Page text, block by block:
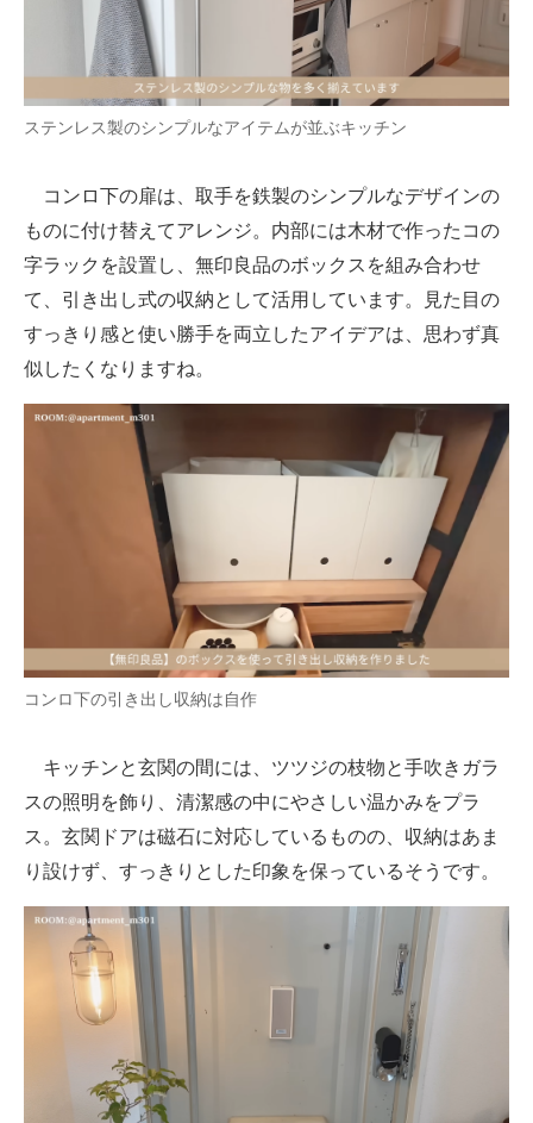
ステンレス製のシンプルなアイテムが並ぶキッチン
コンロ下の扉は、取手を鉄製のシンプルなデザインの
ものに付け替えてアレンジ。内部には木材で作ったコの
字ラックを設置し、無印良品のボックスを組み合わせ
て、引き出し式の収納として活用しています。見た目の
すっきり感と使い勝手を両立したアイデアは、思わず真
似したくなりますね。
コンロ下の引き出し収納は自作
キッチンと玄関の間には、ツツジの枝物と手吹きガラ
スの照明を飾り、清潔感の中にやさしい温かみをプラ
ス。玄関ドアは磁石に対応しているものの、収納はあま
り設けず、すっきりとした印象を保っているそうです。